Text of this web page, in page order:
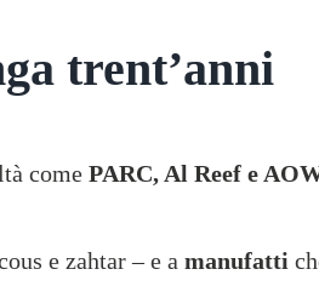
trent’anni
come PARC, Al Reef e
e zahtar – e a manufatti